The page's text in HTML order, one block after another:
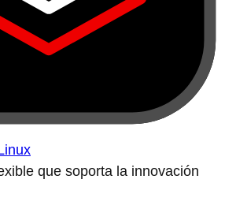
que soporta la innovación